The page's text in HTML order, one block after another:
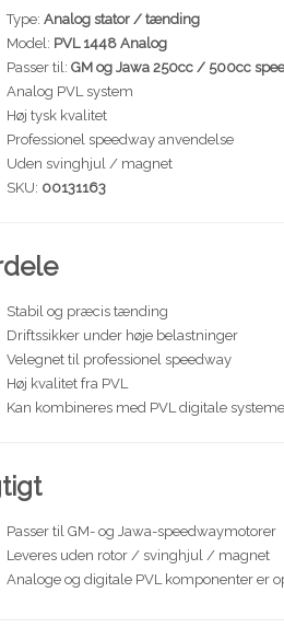
Type: Analog stator / tænding
Model: PVL 1448 Analog
Passer til: GM og Jawa 250cc / 500cc
Analog PVL system
Høj tysk kvalitet
Professionel speedway anvendelse
Uden svinghjul / magnet
SKU: 00131163
Stabil og præcis tænding
Driftssikker under høje belastninger
Velegnet til professionel speedway
Høj kvalitet fra PVL
Kan kombineres med PVL digitale
Passer til GM- og Jawa-speedwaymotorer
Leveres uden rotor / svinghjul / magnet
Analoge og digitale PVL komponenter er